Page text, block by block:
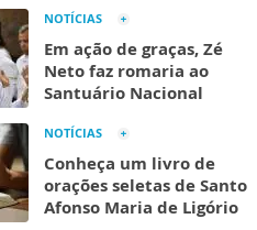
NOTÍCIAS
Em ação de graças, Zé
Neto faz romaria ao
Santuário Nacional
NOTÍCIAS
Conheça um livro de
orações seletas de Santo
Afonso Maria de Ligório